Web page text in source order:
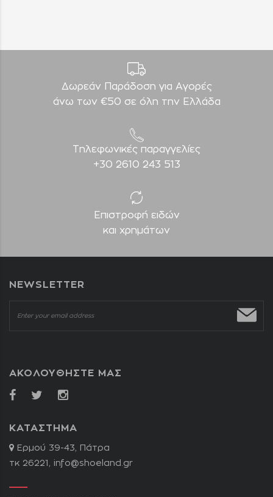
Δωρεάν Παράδοση για Aγορές
άνω των €50 σε όλη την Ελλάδα
Τηλεφωνικές παραγγελίες
+30 2610 243 513
Επιστροφή ειδών
και χρημάτων
NEWSLETTER
ΑΚΟΛΟΥΘΗΣΤΕ ΜΑΣ
ΚΑΤΑΣΤΗΜΑ
Ερμού 39-43, Πάτρα
τκ 26221, info@shoeland.gr